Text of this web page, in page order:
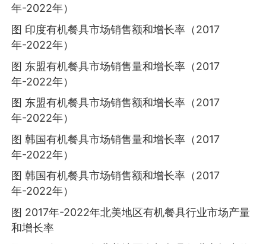
年-2022年）
图 印度有机餐具市场销售额和增长率（2017
年-2022年）
图 东盟有机餐具市场销售量和增长率（2017
年-2022年）
图 东盟有机餐具市场销售额和增长率（2017
年-2022年）
图 韩国有机餐具市场销售量和增长率（2017
年-2022年）
图 韩国有机餐具市场销售额和增长率（2017
年-2022年）
图 2017年-2022年北美地区有机餐具行业市场产量
和增长率